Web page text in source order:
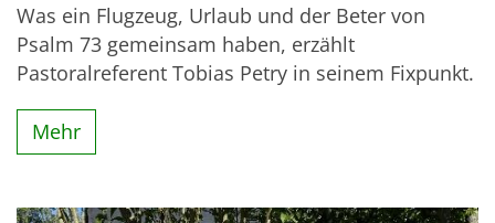
Was ein Flugzeug, Urlaub und der Beter von
Psalm 73 gemeinsam haben, erzählt
Pastoralreferent Tobias Petry in seinem Fixpunkt.
Mehr